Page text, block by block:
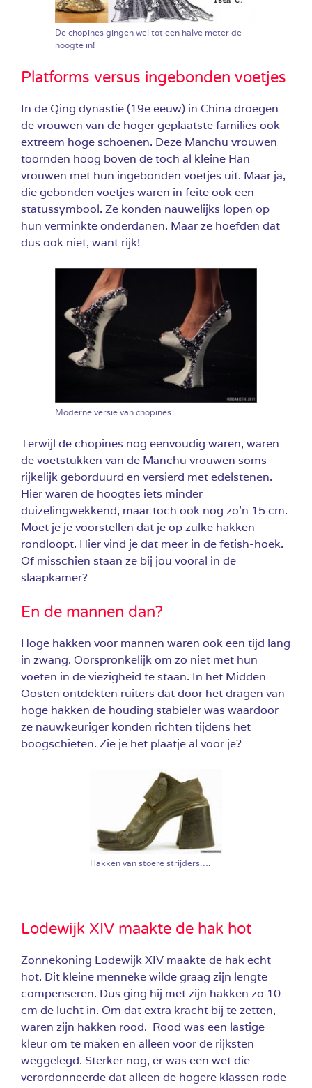
De chopines gingen wel tot een halve meter de
hoogte in!
Platforms versus ingebonden voetjes
In de Qing dynastie (19e eeuw) in China droegen
de vrouwen van de hoger geplaatste families ook
extreem hoge schoenen. Deze Manchu vrouwen
toornden hoog boven de toch al kleine Han
vrouwen met hun ingebonden voetjes uit. Maar ja,
die gebonden voetjes waren in feite ook een
statussymbool. Ze konden nauwelijks lopen op
hun verminkte onderdanen. Maar ze hoefden dat
dus ook niet, want rijk!
Moderne versie van chopines
Terwijl de chopines nog eenvoudig waren, waren
de voetstukken van de Manchu vrouwen soms
rijkelijk geborduurd en versierd met edelstenen.
Hier waren de hoogtes iets minder
duizelingwekkend, maar toch ook nog zo’n 15 cm.
Moet je je voorstellen dat je op zulke hakken
rondloopt. Hier vind je dat meer in de fetish-hoek.
Of misschien staan ze bij jou vooral in de
slaapkamer?
En de mannen dan?
Hoge hakken voor mannen waren ook een tijd lang
in zwang. Oorspronkelijk om zo niet met hun
voeten in de viezigheid te staan. In het Midden
Oosten ontdekten ruiters dat door het dragen van
hoge hakken de houding stabieler was waardoor
ze nauwkeuriger konden richten tijdens het
boogschieten. Zie je het plaatje al voor je?
Hakken van stoere strijders….
Lodewijk XIV maakte de hak hot
Zonnekoning Lodewijk XIV maakte de hak echt
hot. Dit kleine menneke wilde graag zijn lengte
compenseren. Dus ging hij met zijn hakken zo 10
cm de lucht in. Om dat extra kracht bij te zetten,
waren zijn hakken rood. Rood was een lastige
kleur om te maken en alleen voor de rijksten
weggelegd. Sterker nog, er was een wet die
verordonneerde dat alleen de hogere klassen rode